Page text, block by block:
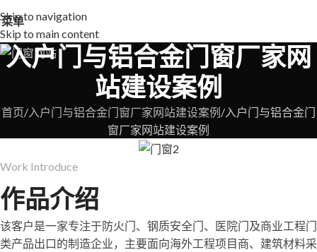
Skip to navigation
Skip to main content
菜单
入户门与铝合金门窗厂家网
站建设案例
首页 入户门与铝合金门窗厂家网站建设案例 入户门与铝合金门
窗厂家网站建设案例
Work Introduce
作品介绍
该客户是一家专注于防火门、钢质安全门、医院门及商业工程门
类产品出口的制造企业，主要面向海外工程项目商、建筑材料采